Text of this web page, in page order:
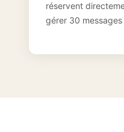
réservent
gérer 30 messages